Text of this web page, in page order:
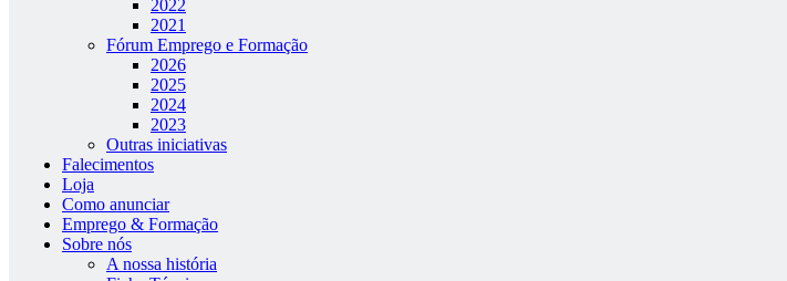
2022
2021
Fórum Emprego e Formação
2026
2025
2024
2023
Outras iniciativas
Falecimentos
Loja
Como anunciar
Emprego & Formação
Sobre nós
A nossa história